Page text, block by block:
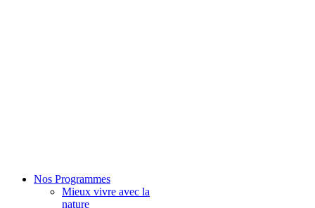
Nos Programmes
Mieux vivre avec la
nature